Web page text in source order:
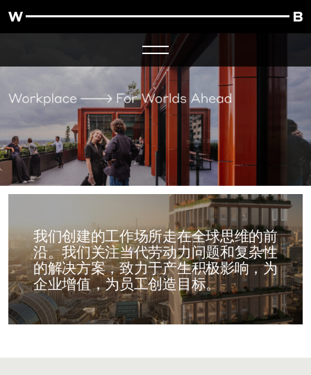
我们创建的工作场所走在全球思维的前
沿。我们关注当代劳动力问题和复杂性
的解决方案，致力于产生积极影响，为
企业增值，为员工创造目标。